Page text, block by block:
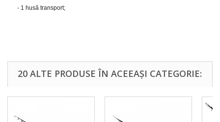
- 1 husă transport;
20 ALTE PRODUSE ÎN ACEEAȘI CATEGORIE: